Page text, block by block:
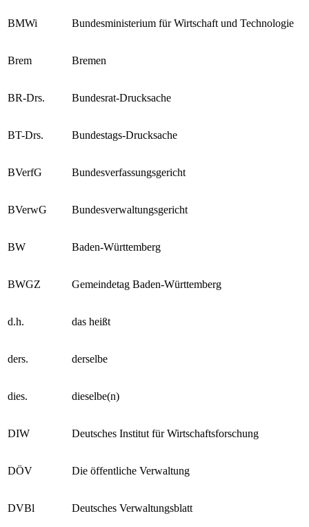
BMWi Bundesministerium für Wirtschaft und Technologie
Brem Bremen
BR-Drs. Bundesrat-Drucksache
BT-Drs. Bundestags-Drucksache
BVerfG Bundesverfassungsgericht
BVerwG Bundesverwaltungsgericht
BW Baden-Württemberg
BWGZ Gemeindetag Baden-Württemberg
d.h. das heißt
ders. derselbe
dies. dieselbe(n)
DIW Deutsches Institut für Wirtschaftsforschung
DÖV Die öffentliche Verwaltung
DVBl Deutsches Verwaltungsblatt